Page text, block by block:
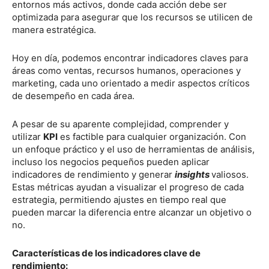
entornos más activos, donde cada acción debe ser
optimizada para asegurar que los recursos se utilicen de
manera estratégica.
Hoy en día, podemos encontrar indicadores claves para
áreas como ventas, recursos humanos, operaciones y
marketing, cada uno orientado a medir aspectos críticos
de desempeño en cada área.
A pesar de su aparente complejidad, comprender y
utilizar KPI es factible para cualquier organización. Con
un enfoque práctico y el uso de herramientas de análisis,
incluso los negocios pequeños pueden aplicar
indicadores de rendimiento y generar insightsvaliosos.
Estas métricas ayudan a visualizar el progreso de cada
estrategia, permitiendo ajustes en tiempo real que
pueden marcar la diferencia entre alcanzar un objetivo o
no.
Características de los indicadores clave de
rendimiento: